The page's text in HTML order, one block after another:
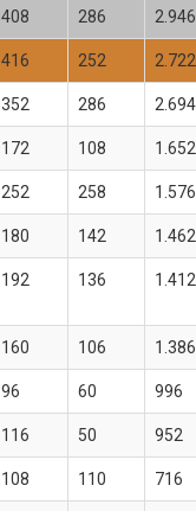
408 286 2.946
416 252 2.722
352 286 2.694
172 108 1.652
252 258 1.576
180 142 1.462
192 136 1.412
160 106 1.386
96 60 996
116 50 952
108 110 716